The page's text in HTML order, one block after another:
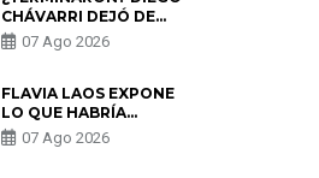
CHÁVARRI DEJÓ DE
SEGUIR A GABRIELA
HERRERA Y ANUNCIA SU
07 Ago 2026
FLAVIA LAOS EXPONE
LO QUE HABRÍA
BUSCADO PABLO
HEREDIA CON ALE
07 Ago 2026